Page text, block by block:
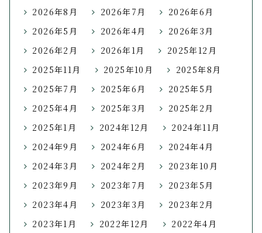
2026年8月 2026年7月
2026年6月
2026年5月
2026年4月
2026年3月
2026年2月
2026年1月
2025年12月
2025年11月
2025年10月
2025年8月
2025年7月
2025年6月
2025年5月
2025年4月
2025年3月
2025年2月
2025年1月
2024年12月
2024年11月
2024年9月
2024年6月
2024年4月
2024年3月
2024年2月
2023年10月
2023年9月
2023年7月
2023年5月
2023年4月
2023年3月
2023年2月
2023年1月
2022年12月
2022年4月